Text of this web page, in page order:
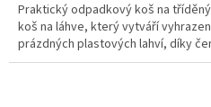
Praktický odpadkový koš na
koš na láhve, který vytváří
prázdných plastových lahví, díky